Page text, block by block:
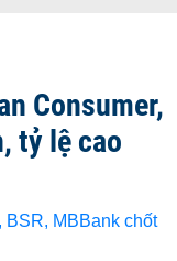
Consumer,
tỷ lệ cao